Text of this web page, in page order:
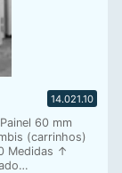
14.021.10
60 mm
(carrinhos)
Medidas ↑